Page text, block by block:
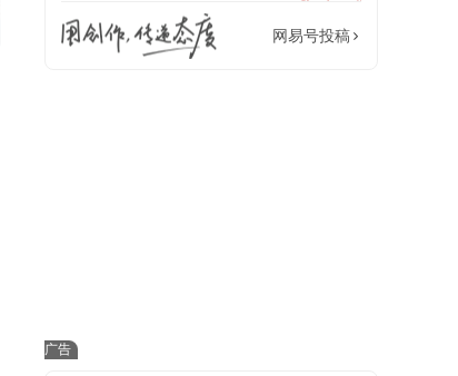
杨紫穿纯白衬衫配白色直筒休闲裤 温柔松弛 给你一份专属的
网易号投稿